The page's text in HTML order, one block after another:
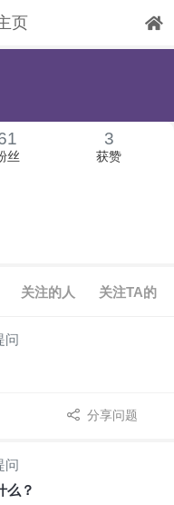
页
丝
3
获赞
关注的人 关注TA的
问
分享问题
问
么？